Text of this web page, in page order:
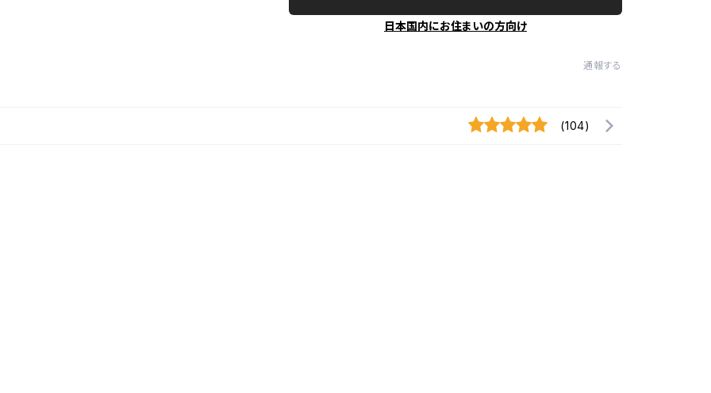
日本国内にお住まいの方向け
通報する
(104)